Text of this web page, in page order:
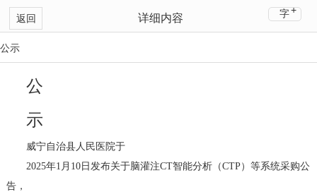
返回 详细内容 字+
公示
公
示
威宁自治县人民医院于
2025年1月10日发布关于脑灌注CT智能分析（CTP）等系统采购公
告，